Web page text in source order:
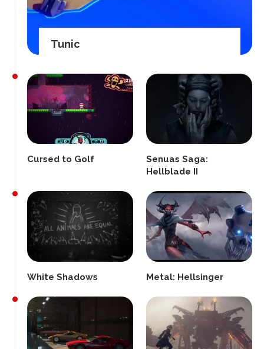
Tunic
Cursed to Golf
Senuas Saga:
Hellblade II
White Shadows Metal: Hellsinger